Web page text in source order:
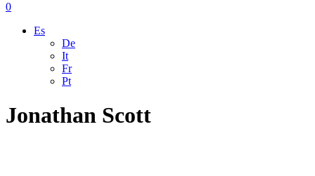
0
Es
De
It
Fr
Pt
Jonathan Scott